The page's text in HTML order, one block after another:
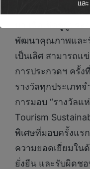
ไทย จัดโดย ททท.
พัฒนาคุณภาพและ
เป็นเลิศ สามารถแ
การประกวดฯ ครั้ง
รางวัลทุกประเภท
การมอบ “รางวัลแ
Tourism
พิเศษที่มอบครั้งแร
ความยอดเยี่ยมใน
ยั่งยืน และรับผิดช